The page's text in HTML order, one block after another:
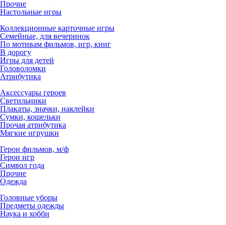
Прочие
Настольные игры
Коллекционные карточные игры
Семейные, для вечеринок
По мотивам фильмов, игр, книг
В дорогу
Игры для детей
Головоломки
Атрибутика
Аксессуары героев
Светильники
Плакаты, значки, наклейки
Сумки, кошельки
Прочая атрибутика
Мягкие игрушки
Герои фильмов, м/ф
Герои игр
Символ года
Прочие
Одежда
Головные уборы
Предметы одежды
Наука и хобби